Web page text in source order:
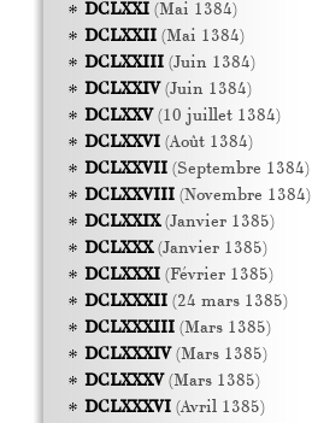
DCLXXI(Mai 1384)
DCLXXII(Mai 1384)
DCLXXIII(Juin 1384)
DCLXXIV(Juin 1384)
DCLXXV(10 juillet 1384)
DCLXXVI(Août 1384)
DCLXXVII(Septembre 1384)
DCLXXVIII(Novembre 1384)
DCLXXIX(Janvier 1385)
DCLXXX(Janvier 1385)
DCLXXXI(Février 1385)
DCLXXXII(24 mars 1385)
DCLXXXIII(Mars 1385)
DCLXXXIV(Mars 1385)
DCLXXXV(Mars 1385)
DCLXXXVI(Avril 1385)